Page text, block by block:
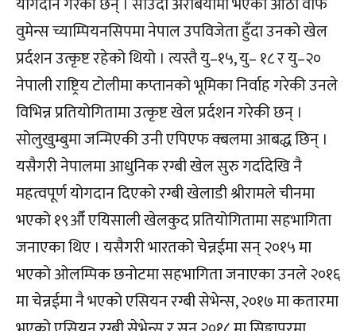
वुमेन्स च्याम्पियनसिपमा नेपाल उपविजेता हुँदा उनको खेल
प्रर्दशन उत्कृष्ट रहेको थियो । त्यस्तै यु–१५, यु– १८ र यु–२०
नेपाली राष्ट्रिय टोलीमा कप्तानको भूमिका निर्वाह गरेकी उनले
विभिन्न प्रतियोगितामा उत्कृष्ट खेल प्रर्दशन गरेकी छन् ।
सोलुखुम्बुमा जन्मिएकी उनी एपिएफ क्बलमा आबद्ध छिन् ।
यसैगरी नेपालमा आधुनिक रग्बी खेल सुरु गर्दादेखि नै
महत्वपूर्ण योगदान दिएको रग्बी खेलाडी श्रीरामले चीनमा
भएको १९औँ एयिसाली खेलकुद प्रतियोगितामा सहभागिता
जनाएका थिए । यसैगरी भारतको चेन्नईमा सन् २०१५ मा
भएको ओलम्पिक छनोटमा सहभागिता जनाएका उनले २०१६
मा चेन्नईमा नै भएको एसियन रग्बी सेभेन्स, २०१७ मा कतारमा